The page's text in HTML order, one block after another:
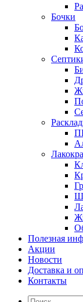
Бочки
Полезная
Акции
Новости
Доставка и
Контакты